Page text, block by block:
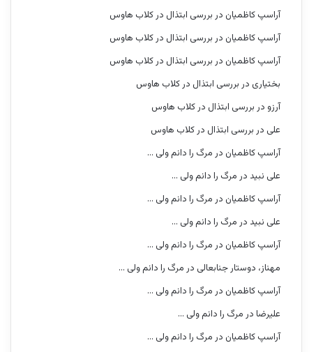
آراسپ کاظمیان در بررسی ابتذال در کلاب هاوس
آراسپ کاظمیان در بررسی ابتذال در کلاب هاوس
آراسپ کاظمیان در بررسی ابتذال در کلاب هاوس
بختیاری در بررسی ابتذال در کلاب هاوس
آرزو در بررسی ابتذال در کلاب هاوس
علی در بررسی ابتذال در کلاب هاوس
آراسپ کاظمیان در مرگ را دانم ولی …
علی نبید در مرگ را دانم ولی …
آراسپ کاظمیان در مرگ را دانم ولی …
علی نبید در مرگ را دانم ولی …
آراسپ کاظمیان در مرگ را دانم ولی …
مهناز، دوستار جنابعالی در مرگ را دانم ولی …
آراسپ کاظمیان در مرگ را دانم ولی …
علیرضا در مرگ را دانم ولی …
آراسپ کاظمیان در مرگ را دانم ولی …